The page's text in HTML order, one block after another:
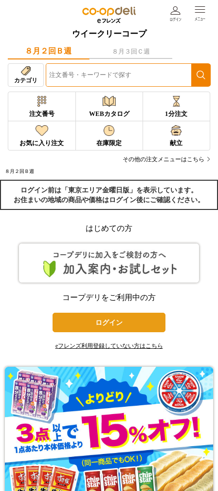
ウイークリーコープ
８月２回Ｂ週 ８月３回Ｃ週
カテゴリ
注文番号 WEBカタログ 1分注文
お気に入り注文 在庫限定 献立
その他の注文メニューはこちら
８月２回Ｂ週
ログイン前は「東京エリア金曜日版」を表示しています。
お住まいの地域の商品や価格はログイン後にご確認ください。
はじめての方
コープデリをご利用中の方
ログイン
eフレンズ利用登録していない方はこちら